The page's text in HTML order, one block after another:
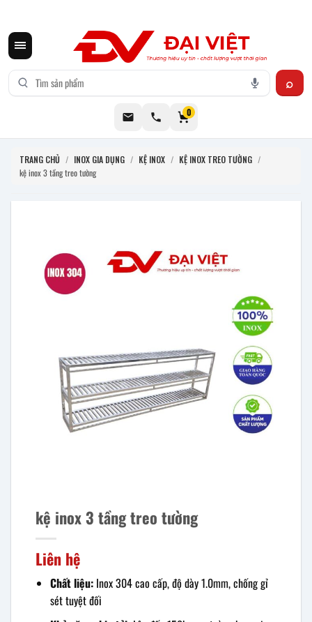
0
TRANG CHỦ / INOX GIA DỤNG / KỆ INOX / KỆ INOX TREO TƯỜNG /
kệ inox 3 tầng treo tường
kệ inox 3 tầng treo tường
Liên hệ
Chất liệu:Inox 304 cao cấp, độ dày 1.0mm, chống gỉ
sét tuyệt đối